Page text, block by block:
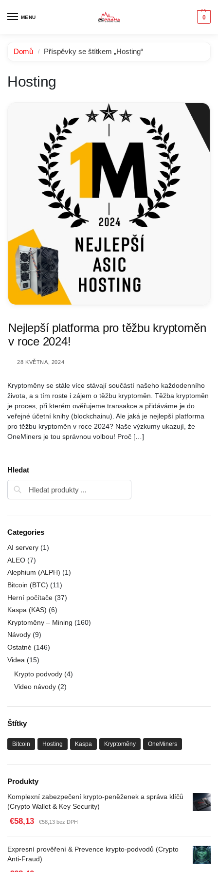
MENU 0
Domů / Příspěvky se štítkem „Hosting“
Hosting
Nejlepší platforma pro těžbu kryptoměn
v roce 2024!
28 KVĚTNA, 2024
Kryptoměny se stále více stávají součástí našeho každodenního
života, a s tím roste i zájem o těžbu kryptoměn. Těžba kryptoměn
je proces, při kterém ověřujeme transakce a přidáváme je do
veřejné účetní knihy (blockchainu). Ale jaká je nejlepší platforma
pro těžbu kryptoměn v roce 2024? Naše výzkumy ukazují, že
OneMiners je tou správnou volbou! Proč […]
Hledat
Categories
AI servery (1)
ALEO (7)
Alephium (ALPH) (1)
Bitcoin (BTC) (11)
Herní počítače (37)
Kaspa (KAS) (6)
Kryptoměny – Mining (160)
Návody (9)
Ostatné (146)
Videa (15)
Krypto podvody (4)
Video návody (2)
Štítky
Bitcoin Hosting Kaspa Kryptoměny OneMiners
Produkty
Komplexní zabezpečení krypto-peněženek a správa klíčů
(Crypto Wallet & Key Security)
€58,13 €58,13 bez DPH
Expresní prověření & Prevence krypto-podvodů (Crypto
Anti-Fraud)